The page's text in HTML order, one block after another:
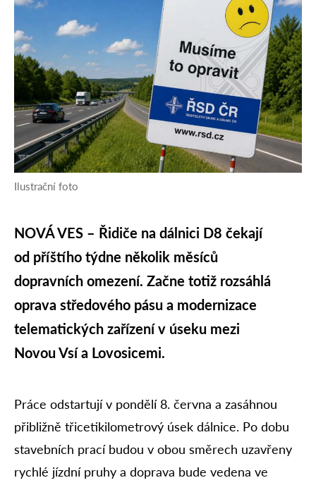
Ilustrační foto
NOVÁ VES – Řidiče na dálnici D8 čekají
od příštího týdne několik měsíců
dopravních omezení. Začne totiž rozsáhlá
oprava středového pásu a modernizace
telematických zařízení v úseku mezi
Novou Vsí a Lovosicemi.
Práce odstartují v pondělí 8. června a zasáhnou
přibližně třicetikilometrový úsek dálnice. Po dobu
stavebních prací budou v obou směrech uzavřeny
rychlé jízdní pruhy a doprava bude vedena ve